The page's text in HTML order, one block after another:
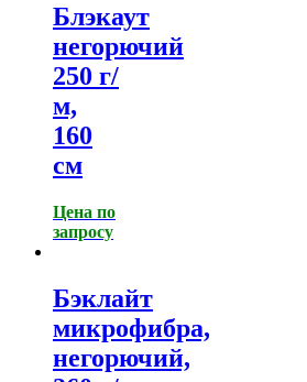
Блэкаут
негорючий
250 г/
м,
160
см
Цена по
запросу
Бэклайт
микрофибра,
негорючий,